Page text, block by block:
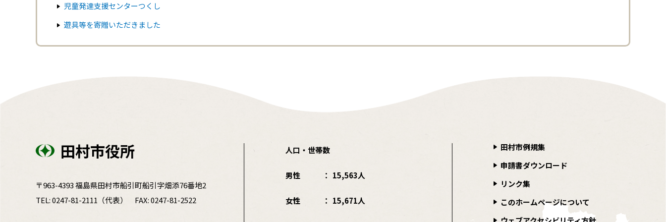
児童発達支援センターつくし
遊具等を寄贈いただきました
田村市役所
〒963-4393 福島県田村市船引町船引字畑添76番地2
TEL:0247-81-2111 （代表） FAX: 0247-81-2522
人口・世帯数
男性 15,563人
女性 15,671人
田村市例規集
申請書ダウンロード
リンク集
このホームページについて